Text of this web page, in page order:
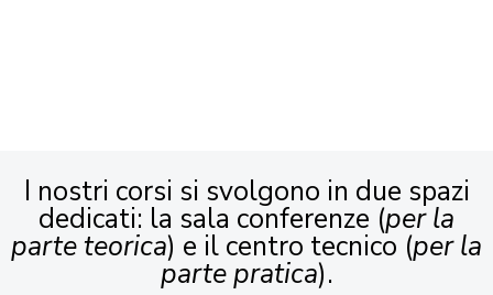
I nostri corsi si svolgono in due spazi
dedicati: la sala conferenze (per la
parte teorica) e il centro tecnico (per la
parte pratica).